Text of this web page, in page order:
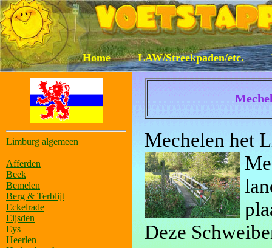
Home LAW/Streekpaden/etc.
Limburg algemeen
Afferden
Beek
Bemelen
Berg & Terblijt
Eckelrade
Eijsden
Eys
Heerlen
Mechelen het
Deze